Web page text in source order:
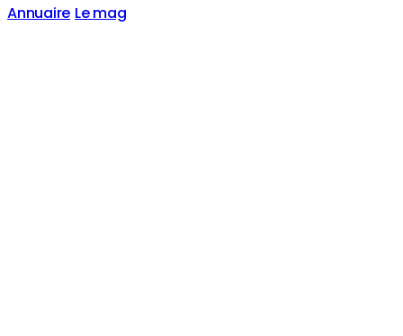
Annuaire Le mag